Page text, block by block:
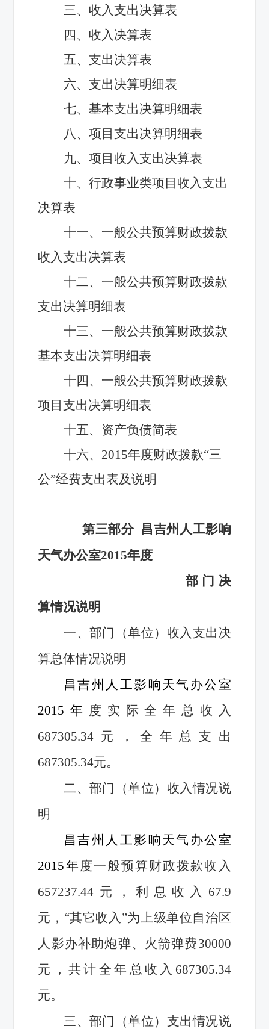
三、收入支出决算表
四、收入决算表
五、支出决算表
六、支出决算明细表
七、基本支出决算明细表
八、项目支出决算明细表
九、项目收入支出决算表
十、行政事业类项目收入支出
决算表
十一、一般公共预算财政拨款
收入支出决算表
十二、一般公共预算财政拨款
支出决算明细表
十三、一般公共预算财政拨款
基本支出决算明细表
十四、一般公共预算财政拨款
项目支出决算明细表
十五、资产负债简表
十六、2015年度财政拨款“三
公”经费支出表及说明
第三部分 昌吉州人工影响
天气办公室2015年度
部门决
算情况说明
一、部门（单位）收入支出决
算总体情况说明
昌吉州人工影响天气办公室
2015年 度实际全年总收入
687305.34元，全年总支出
687305.34元。
二、部门（单位）收入情况说
明
昌吉州人工影响天气办公室
2015年 度一般预算财政拨款收入
657237.44元，利息收入67.9
元，“其它收入”为上级单位自治区
人影办补助炮弹、火箭弹费30000
元，共计全年总收入687305.34
元。
三、部门（单位）支出情况说